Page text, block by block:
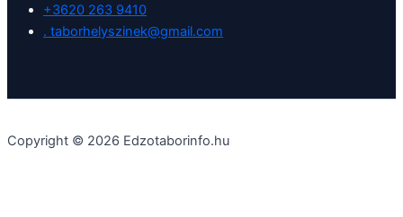
+3620 263 9410
. taborhelyszinek@gmail.com
Copyright © 2026 Edzotaborinfo.hu